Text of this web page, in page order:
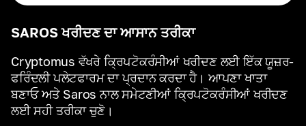
SAROS ਖਰੀਦਣ ਦਾ ਆਸਾਨ ਤਰੀਕਾ
Cryptomus ਵੱਖਰੇ ਕ੍ਰਿਪਟੋਕਰੰਸੀਆਂ ਖਰੀਦਣ ਲਈ ਇੱਕ ਯੂਜ਼ਰ-
ਫਰਿੰਦਲੀ ਪਲੇਟਫਾਰਮ ਦਾ ਪ੍ਰਦਾਨ ਕਰਦਾ ਹੈ। ਆਪਣਾ ਖਾਤਾ
ਬਣਾਓ ਅਤੇ Saros ਨਾਲ ਸਮੇਟਣੀਆਂ ਕ੍ਰਿਪਟੋਕਰੰਸੀਆਂ ਖਰੀਦਣ
ਲਈ ਸਹੀ ਤਰੀਕਾ ਚੁਣੋ।